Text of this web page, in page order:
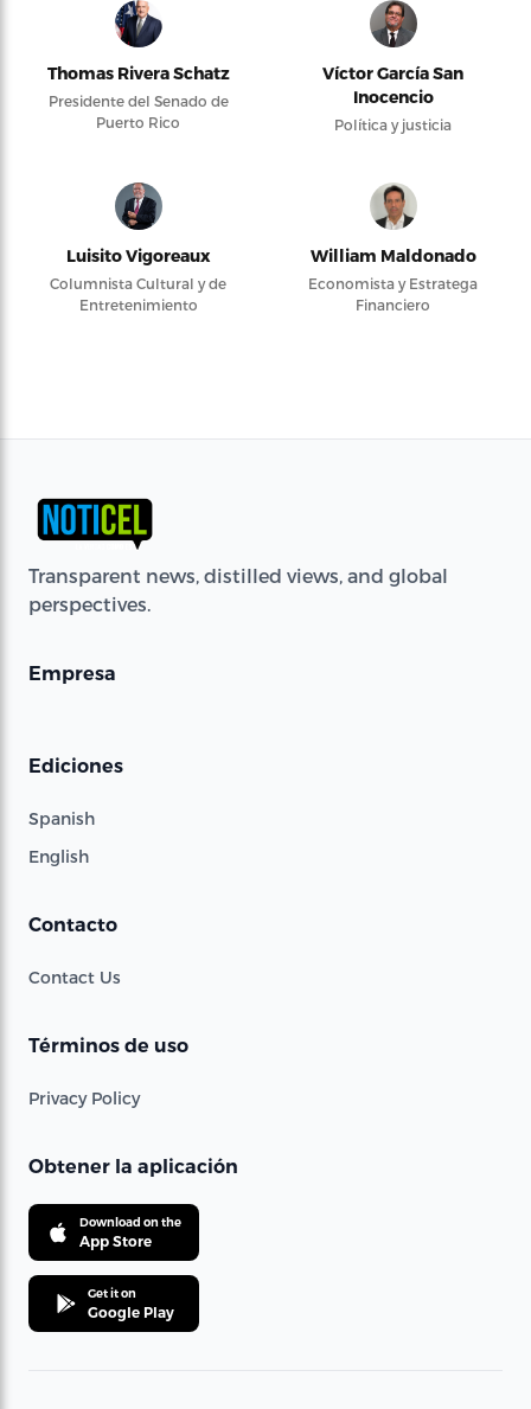
Thomas Rivera Schatz
Presidente del Senado de
Puerto Rico
Víctor García San
Inocencio
Política y justicia
Luisito Vigoreaux
Columnista Cultural y de
Entretenimiento
William Maldonado
Economista y Estratega
Financiero
Transparent news, distilled views, and global
perspectives.
Empresa
Ediciones
Spanish
English
Contacto
Contact Us
Términos de uso
Privacy Policy
Obtener la aplicación
Download on the
App Store
Get it on
Google Play